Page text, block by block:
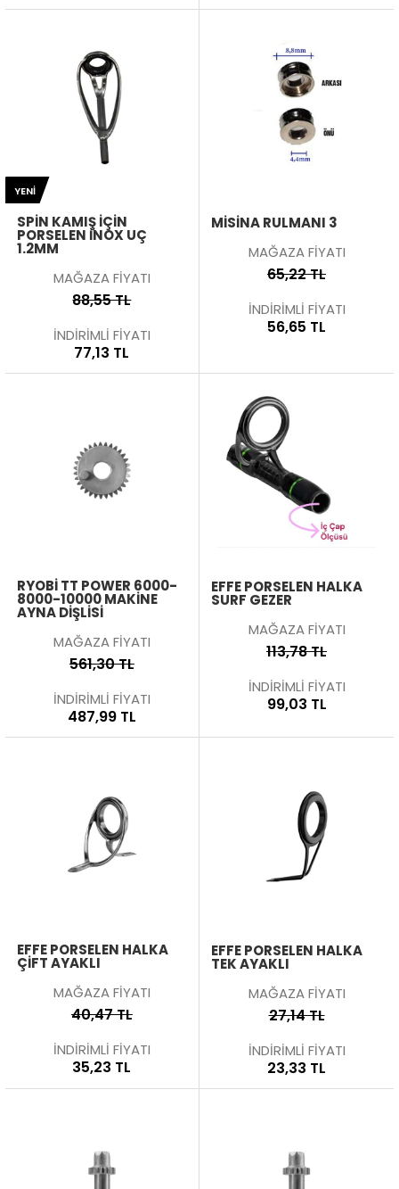
SPIN KAMIŞ İÇIN
PORSELEN İNOX UÇ
1.2MM
MAĞAZA FİYATI
88,55 TL
İNDİRİMLİ FİYATI
77,13 TL
YENI
MISINA RULMANI 3
MAĞAZA FİYATI
65,22 TL
İNDİRİMLİ FİYATI
56,65 TL
RYOBI TT POWER 6000-
8000-10000 MAKINE
AYNA DIŞLISI
MAĞAZA FİYATI
561,30 TL
İNDİRİMLİ FİYATI
487,99 TL
EFFE PORSELEN HALKA
SURF GEZER
MAĞAZA FİYATI
113,78 TL
İNDİRİMLİ FİYATI
99,03 TL
EFFE PORSELEN HALKA
ÇIFT AYAKLI
MAĞAZA FİYATI
40,47 TL
İNDİRİMLİ FİYATI
35,23 TL
EFFE PORSELEN HALKA
TEK AYAKLI
MAĞAZA FİYATI
27,14 TL
İNDİRİMLİ FİYATI
23,33 TL